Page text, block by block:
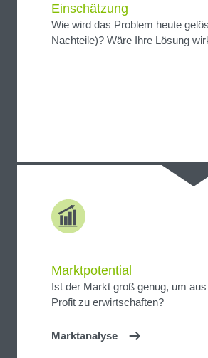
Einschätzung
Wie wird das Problem heute
Nachteile)? Wäre Ihre Lösung
Marktpotential
Ist der Markt groß genug, um
Profit zu erwirtschaften?
Marktanalyse